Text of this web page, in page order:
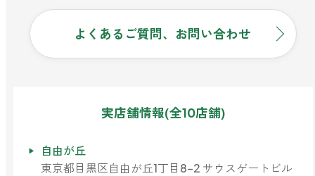
よくあるご質問、お問い合わせ
実店舗情報(全10店舗)
自由が丘
東京都目黒区自由が丘1丁目8-2 サウスゲートビル